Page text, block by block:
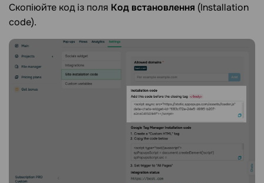
Скопіюйте код із поля Код встановлення (Installation
code).